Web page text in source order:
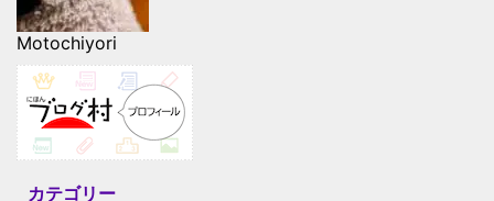
Motochiyori
カテゴリー